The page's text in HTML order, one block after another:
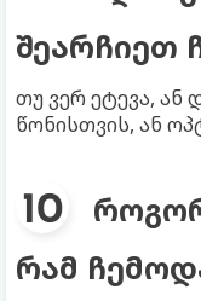
შეარჩიეთ
თუ ვერ ეტევა, ან
წონისთვის, ან
რამ